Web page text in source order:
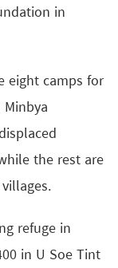
in
eight camps for
the rest are
refuge in
in U Soe Tint